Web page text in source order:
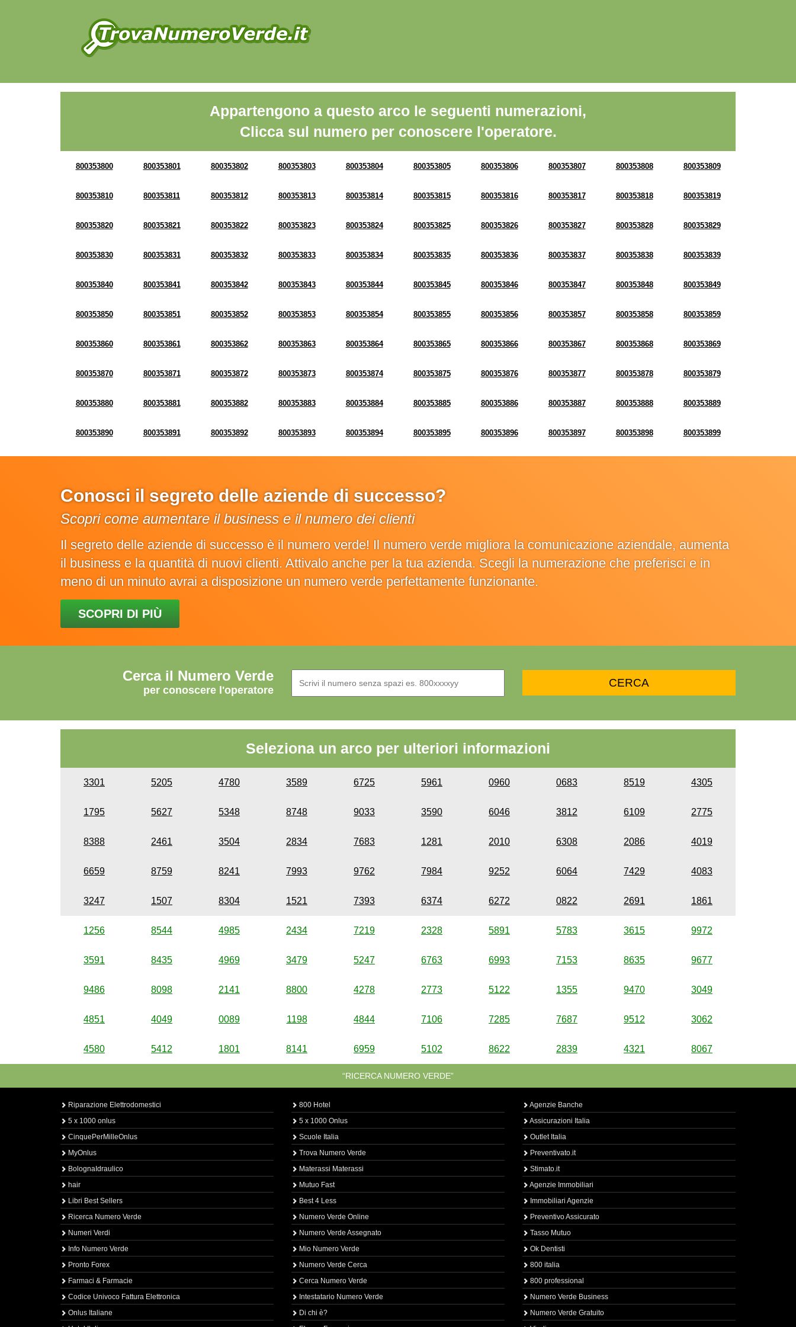
Appartengono a questo arco le seguenti numerazioni,
Clicca sul numero per conoscere l'operatore.
800353800 800353801 800353802 800353803 800353804 800353805 800353806 800353807 800353808 800353809
800353810 800353811 800353812 800353813 800353814 800353815 800353816 800353817 800353818 800353819
800353820 800353821 800353822 800353823 800353824 800353825 800353826 800353827 800353828 800353829
800353830 800353831 800353832 800353833 800353834 800353835 800353836 800353837 800353838 800353839
800353840 800353841 800353842 800353843 800353844 800353845 800353846 800353847 800353848 800353849
800353850 800353851 800353852 800353853 800353854 800353855 800353856 800353857 800353858 800353859
800353860 800353861 800353862 800353863 800353864 800353865 800353866 800353867 800353868 800353869
800353870 800353871 800353872 800353873 800353874 800353875 800353876 800353877 800353878 800353879
800353880 800353881 800353882 800353883 800353884 800353885 800353886 800353887 800353888 800353889
800353890 800353891 800353892 800353893 800353894 800353895 800353896 800353897 800353898 800353899
Conosci il segreto delle aziende di successo?
Scopri come aumentare il business e il numero dei clienti
Il segreto delle aziende di successo è il numero verde! Il numero verde migliora la comunicazione aziendale, aumenta
il business e la quantità di nuovi clienti. Attivalo anche per la tua azienda. Scegli la numerazione che preferisci e in
meno di un minuto avrai a disposizione un numero verde perfettamente funzionante.
SCOPRI DI PIÙ
Cerca il Numero Verde
per conoscere l'operatore
Seleziona un arco per ulteriori informazioni
3301 5205 4780 3589 6725 5961 0960 0683 8519 4305
1795 5627 5348 8748 9033 3590 6046 3812 6109 2775
8388 2461 3504 2834 7683 1281 2010 6308 2086 4019
6659 8759 8241 7993 9762 7984 9252 6064 7429 4083
3247 1507 8304 1521 7393 6374 6272 0822 2691 1861
1256 8544 4985 2434 7219 2328 5891 5783 3615 9972
3591 8435 4969 3479 5247 6763 6993 7153 8635 9677
9486 8098 2141 8800 4278 2773 5122 1355 9470 3049
4851 4049 0089 1198 4844 7106 7285 7687 9512 3062
4580 5412 1801 8141 6959 5102 8622 2839 4321 8067
“RICERCA NUMERO VERDE”
Riparazione Elettrodomestici
5 x 1000 onlus
CinquePerMilleOnlus
MyOnlus
BolognaIdraulico
hair
Libri Best Sellers
Ricerca Numero Verde
Numeri Verdi
Info Numero Verde
Pronto Forex
Farmaci & Farmacie
Codice Univoco Fattura Elettronica
Onlus Italiane
800 Hotel
5 x 1000 Onlus
Scuole Italia
Trova Numero Verde
Materassi Materassi
Mutuo Fast
Best 4 Less
Numero Verde Online
Numero Verde Assegnato
Mio Numero Verde
Numero Verde Cerca
Cerca Numero Verde
Intestatario Numero Verde
Di chi è?
Agenzie Banche
Assicurazioni Italia
Outlet Italia
Preventivato.it
Stimato.it
Agenzie Immobiliari
Immobiliari Agenzie
Preventivo Assicurato
Tasso Mutuo
Ok Dentisti
800 italia
800 professional
Numero Verde Business
Numero Verde Gratuito